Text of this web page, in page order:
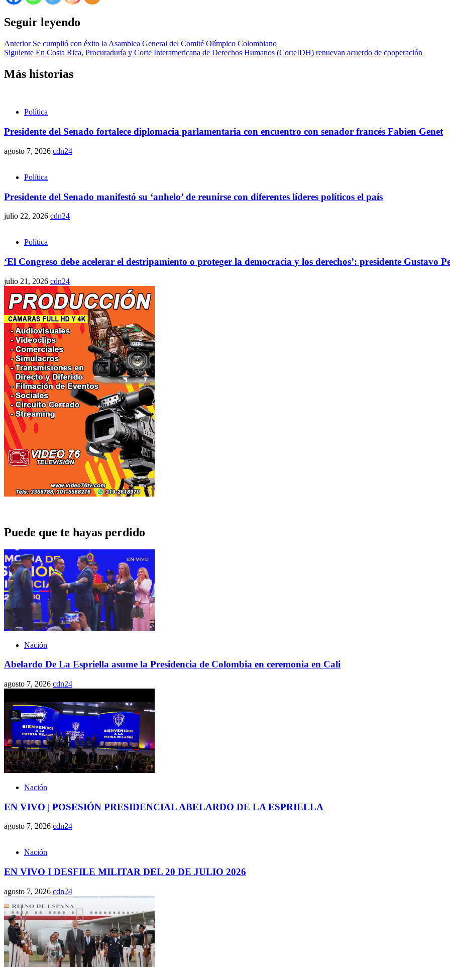
Seguir leyendo
AnteriorSe cumplió con éxito la Asamblea General del Comité Olímpico Colombiano
Siguiente En Costa Rica, Procuraduría y Corte Interamericana de Derechos Humanos (CorteIDH) renuevan acuerdo de cooperación
Más historias
Política
Presidente del Senado fortalece diplomacia parlamentaria con encuentro con senador francés Fabien Genet
agosto 7, 2026 cdn24
Política
Presidente del Senado manifestó su ‘anhelo’ de reunirse con diferentes líderes políticos el país
julio 22, 2026 cdn24
Política
‘El Congreso debe acelerar el destripamiento o proteger la democracia y los derechos’: presidente Gustavo
julio 21, 2026 cdn24
Puede que te hayas perdido
Nación
Abelardo De La Espriella asume la Presidencia de Colombia en ceremonia en Cali
agosto 7, 2026 cdn24
Nación
EN VIVO | POSESIÓN PRESIDENCIAL ABELARDO DE LA ESPRIELLA
agosto 7, 2026 cdn24
Nación
EN VIVO I DESFILE MILITAR DEL 20 DE JULIO 2026
agosto 7, 2026 cdn24